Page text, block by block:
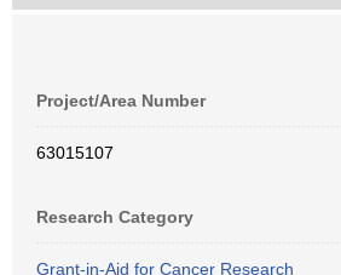
Project/Area Number
63015107
Research Category
Grant-in-Aid for Cancer Research